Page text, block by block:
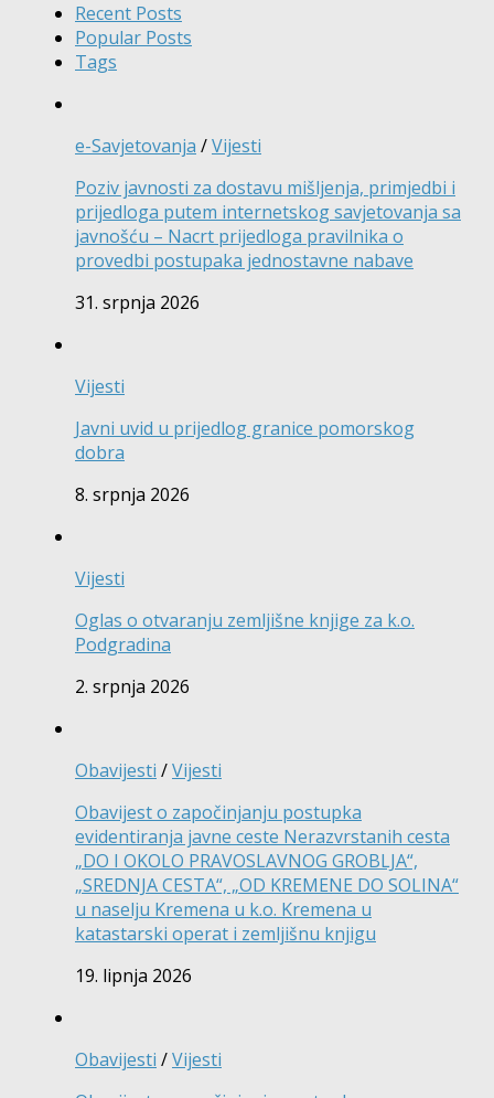
Recent Posts
Popular Posts
Tags
e-Savjetovanja /Vijesti
Poziv javnosti za dostavu mišljenja, primjedbi i
prijedloga putem internetskog savjetovanja sa
javnošću – Nacrt prijedloga pravilnika o
provedbi postupaka jednostavne nabave
31. srpnja 2026
Vijesti
Javni uvid u prijedlog granice pomorskog
dobra
8. srpnja 2026
Vijesti
Oglas o otvaranju zemljišne knjige za k.o.
Podgradina
2. srpnja 2026
Obavijesti /Vijesti
Obavijest o započinjanju postupka
evidentiranja javne ceste Nerazvrstanih cesta
„DO I OKOLO PRAVOSLAVNOG GROBLJA“,
„SREDNJA CESTA“, „OD KREMENE DO SOLINA“
u naselju Kremena u k.o. Kremena u
katastarski operat i zemljišnu knjigu
19. lipnja 2026
Obavijesti /Vijesti